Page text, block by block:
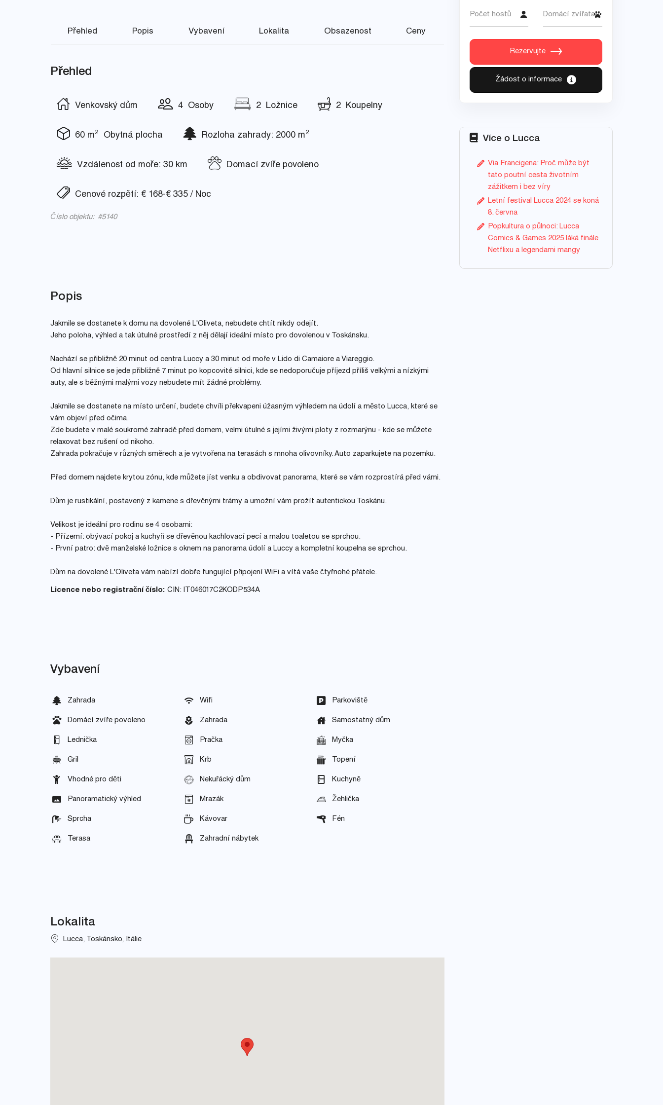
Přehled Popis Vybavení Lokalita Obsazenost Ceny
Přehled
Venkovský dům 4 Osoby 2 Ložnice 2 Koupelny
60 m2 Obytná plocha Rozloha zahrady: 2000 m2
Vzdálenost od moře: 30 km Domací zvíře povoleno
Cenové rozpětí: € 168-€ 335 / Noc
Číslo objektu: #5140
Popis
Jakmile se dostanete k domu na dovolené L'Oliveta, nebudete chtít nikdy odejít.
Jeho poloha, výhled a tak útulné prostředí z něj dělají ideální místo pro dovolenou v Toskánsku.
Nachází se přibližně 20 minut od centra Luccy a 30 minut od moře v Lido di Camaiore a Viareggio.
Od hlavní silnice se jede přibližně 7 minut po kopcovité silnici, kde se nedoporučuje příjezd příliš velkými a nízkými
auty, ale s běžnými malými vozy nebudete mít žádné problémy.
Jakmile se dostanete na místo určení, budete chvíli překvapeni úžasným výhledem na údolí a město Lucca, které se
vám objeví před očima.
Zde budete v malé soukromé zahradě před domem, velmi útulné s jejími živými ploty z rozmarýnu - kde se můžete
relaxovat bez rušení od nikoho.
Zahrada pokračuje v různých směrech a je vytvořena na terasách s mnoha olivovníky. Auto zaparkujete na pozemku.
Před domem najdete krytou zónu, kde můžete jíst venku a obdivovat panorama, které se vám rozprostírá před vámi.
Dům je rustikální, postavený z kamene s dřevěnými trámy a umožní vám prožít autentickou Toskánu.
Velikost je ideální pro rodinu se 4 osobami:
- Přízemí: obývací pokoj a kuchyň se dřevěnou kachlovací pecí a malou toaletou se sprchou.
- První patro: dvě manželské ložnice s oknem na panorama údolí a Luccy a kompletní koupelna se sprchou.
Dům na dovolené L'Oliveta vám nabízí dobře fungující připojení WiFi a vítá vaše čtyřnohé přátele.
Licence nebo registrační číslo: CIN: IT046017C2KODP534A
Vybavení
Zahrada Wifi Parkoviště
Domácí zvíře povoleno Zahrada Samostatný dům
Lednička Pračka Myčka
Gril Krb Topení
Vhodné pro děti Nekuřácký dům Kuchyně
Panoramatický výhled Mrazák Žehlička
Sprcha Kávovar Fén
Terasa Zahradní nábytek
Lokalita
Lucca, Toskánsko, Itálie
Počet hostů Domácí zvířata
Rezervujte
Žádost o informace
Více o Lucca
Via Francigena: Proč může být
tato poutní cesta životním
zážitkem i bez víry
Letní festival Lucca 2024 se koná
8. června
Popkultura o půlnoci: Lucca
Comics & Games 2025 láká finále
Netflixu a legendami mangy